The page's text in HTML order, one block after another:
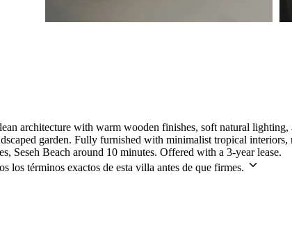
architecture with warm wooden finishes, soft natural
garden. Fully furnished with minimalist tropical
Seseh Beach around 10 minutes. Offered with a 3-year lease.
los términos exactos de esta villa antes de que firmes.